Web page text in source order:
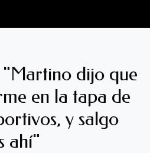
dijo que
en la tapa de
y salgo
ahí"